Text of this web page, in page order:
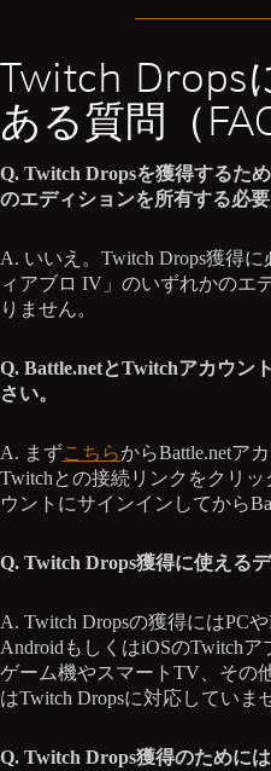
Twitch Drops
ある質問（
Q. Twitch Dropsを獲得するた
のエディションを所有する必
A. いいえ。Twitch Drops獲得
ィアブロ IV」のいずれかのエ
りません。
Q. Battle.netとTwitchアカウン
さい。
A. まずこちらからBattle.netア
Twitchとの接続リンクをクリ
ウントにサインインしてから
Q. Twitch Drops獲得に使える
A. Twitch Dropsの獲得にはPC
AndroidもしくはiOSのTwitch
ゲーム機やスマートTV、その
はTwitch Dropsに対応していま
Q. Twitch Drops獲得のために